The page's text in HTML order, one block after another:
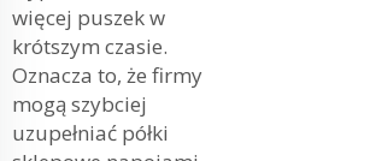
więcej puszek w
krótszym czasie.
Oznacza to, że firmy
mogą szybciej
uzupełniać półki